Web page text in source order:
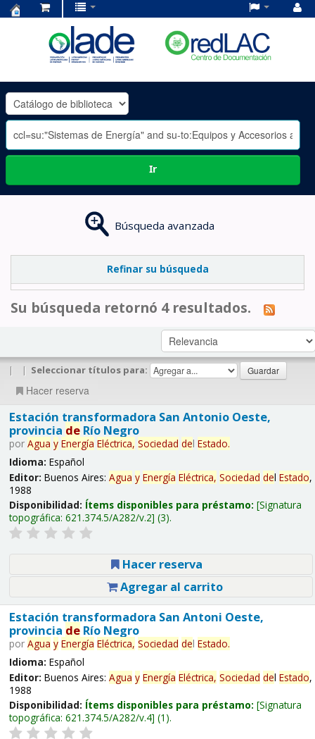
OLADE
-
Ir
Búsqueda avanzada
Refinar su búsqueda
Su búsqueda retornó 4 resultados.
| | Seleccionar títulos para:
Hacer reserva
Estación transformadora San Antonio Oeste,
provincia deRío Negro
por Agua y Energía Eléctrica, Sociedad del Estado.
Idioma: Español
Editor: Buenos Aires: Agua y Energía Eléctrica, Sociedad del Estado,
1988
Disponibilidad: Ítems disponibles para préstamo: Signatura
topográfica: 621.374.5/A282/v.2 (3).
Hacer reserva
Agregar al carrito
Estación transformadora San Antoni Oeste,
provincia deRío Negro
por Agua y Energía Eléctrica, Sociedad del Estado.
Idioma: Español
Editor: Buenos Aires: Agua y Energía Eléctrica, Sociedad del Estado,
1988
Disponibilidad: Ítems disponibles para préstamo: Signatura
topográfica: 621.374.5/A282/v.4 (1).